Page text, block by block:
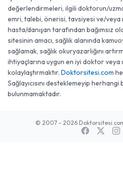
değerlendirmeleri, ilgili doktorun/
emri, talebi, önerisi, tavsiyesi ve/veya
hasta/danışan tarafından bağımsız
sitesinin amacı, sağlık alanında
sağlamak, sağlık okuryazarlığını
ihtiyaçlarına uygun en iyi doktor veya
kolaylaştırmaktır. Doktorsitesi.com
Sağlayıcısını desteklemeyip
bulunmamaktadır.
© 2007 - 2026 Doktorsitesi.com.